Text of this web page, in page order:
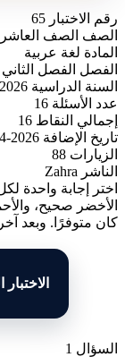
رقم الاختبار 65
الصف
الصف العاشر
المادة لغة عربية
الفصل
الفصل الثاني
السنة الدراسية
عدد الأسئلة 16
إجمالي النقاط 16
تاريخ الإضافة 2026-04-30
الزيارات 88
الناشر Zahra
اختر إجابة واحدة
الأخضر صحيح،
كان متوفرًا. وبعد
السؤال 1